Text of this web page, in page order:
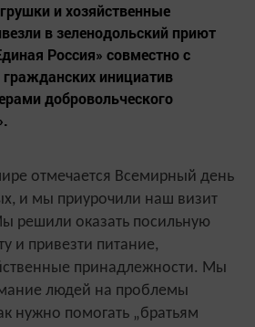
и хозяйственные
в зеленодольский приют
Россия» совместно с
инициатив
добровольческого
отмечается Всемирный день
и мы приурочили наш визит
решили оказать посильную
и привезти питание,
принадлежности. Мы
людей на проблемы
нужно помогать „братьям